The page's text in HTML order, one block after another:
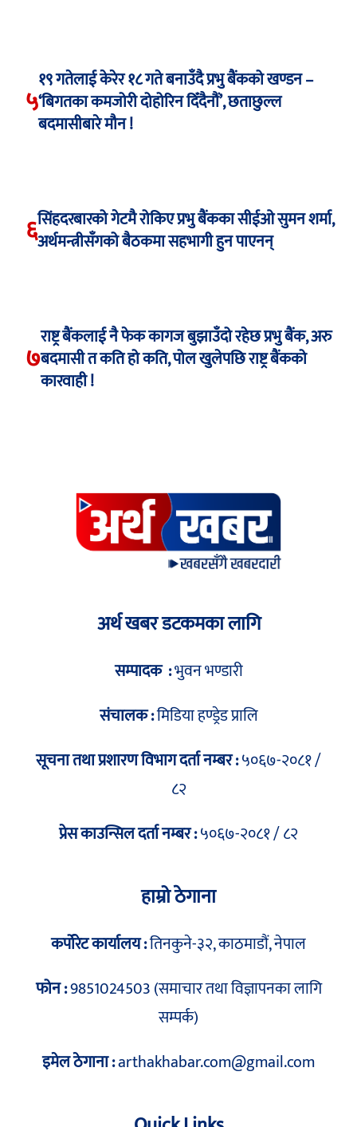
५
१९ गतेलाई केरेर १८ गते बनाउँदै प्रभु बैंकको खण्डन –
‘बिगतका कमजोरी दोहोरिन दिँदैनौं’, छताछुल्ल
बदमासीबारे मौन !
६सिंहदरबारको गेटमै रोकिए प्रभु बैंकका सीईओ सुमन शर्मा,
अर्थमन्त्रीसँगको बैठकमा सहभागी हुन पाएनन्
७
राष्ट्र बैंकलाई नै फेक कागज बुझाउँदो रहेछ प्रभु बैंक, अरु
बदमासी त कति हो कति, पोल खुलेपछि राष्ट्र बैंकको
कारवाही !
अर्थ खबर डटकमका लागि
सम्पादक :भुवन भण्डारी
संचालक :मिडिया हण्ड्रेड प्रालि
सूचना तथा प्रशारण विभाग दर्ता नम्बर :५०६७-२०८१ /
८२
प्रेस काउन्सिल दर्ता नम्बर :५०६७-२०८१ / ८२
हाम्रो ठेगाना
कर्पोरेट कार्यालय :तिनकुने-३२, काठमाडौं, नेपाल
फोन :9851024503 (समाचार तथा विज्ञापनका लागि
सम्पर्क)
इमेल ठेगाना :arthakhabar.com@gmail.com